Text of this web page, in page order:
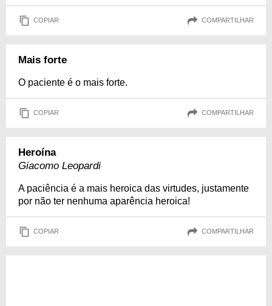
COPIAR COMPARTILHAR
Mais forte
O paciente é o mais forte.
COPIAR COMPARTILHAR
Heroína
Giacomo Leopardi
A paciência é a mais heroica das virtudes, justamente
por não ter nenhuma aparência heroica!
COPIAR COMPARTILHAR